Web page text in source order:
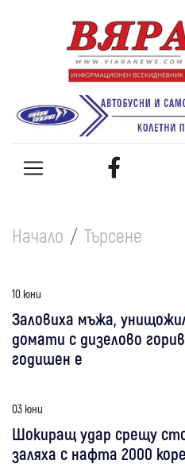
Начало Търсене
10 юни
Заловиха мъжа,
домати с дизелово
годишен е
03 юни
Шокиращ удар срещу
заляха с нафта 2000